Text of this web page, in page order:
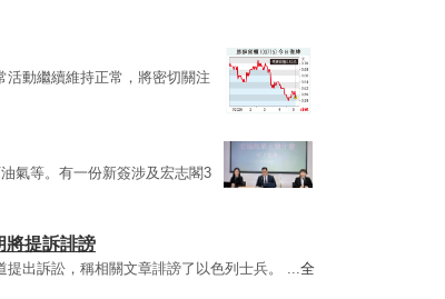
活動繼續維持正常，將密切關注
氣等。有一份新簽涉及宏志閣3
將提訴誹謗
提出訴訟，稱相關文章誹謗了以色列士兵。 ...全